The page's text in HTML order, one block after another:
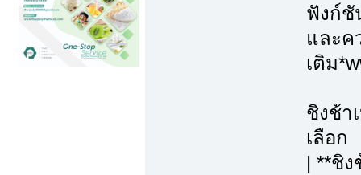
ฟังก์ชั
และค
เติม
ชิงช้า
เลือก
| **ชิง